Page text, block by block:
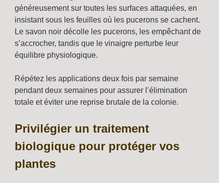
généreusement sur toutes les surfaces attaquées, en
insistant sous les feuilles où les pucerons se cachent.
Le savon noir décolle les pucerons, les empêchant de
s’accrocher, tandis que le vinaigre perturbe leur
équilibre physiologique.
Répétez les applications deux fois par semaine
pendant deux semaines pour assurer l’élimination
totale et éviter une reprise brutale de la colonie.
Privilégier un traitement
biologique pour protéger vos
plantes